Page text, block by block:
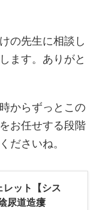
の先生に相談し
ます。ありがと
からずっとこの
お任せする段階
ださいね。
レット【シス
尿道造瘻